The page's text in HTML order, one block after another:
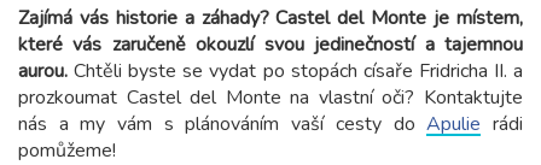
Zajímá vás historie a záhady? Castel del Monte je místem,
které vás zaručeně okouzlí svou jedinečností a tajemnou
aurou.Chtěli byste se vydat po stopách císaře Fridricha II. a
prozkoumat Castel del Monte na vlastní oči? Kontaktujte
nás a my vám s plánováním vaší cesty doApulie rádi
pomůžeme!